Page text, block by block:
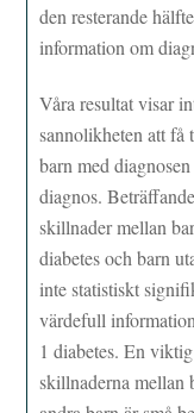
den resterande
information om
Våra resultat visar
sannolikheten att
barn med
diagnos.
skillnader mellan
diabetes och barn
inte statistiskt
värdefull
1 diabetes. En
skillnaderna mellan